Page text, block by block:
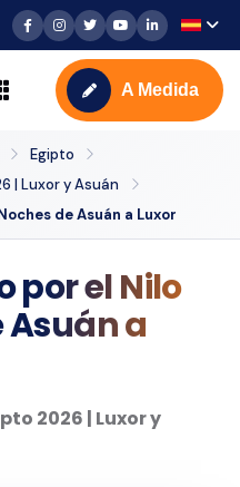
A Medida
Egipto
| Luxor y Asuán
de Asuán a Luxor
por el Nilo
Asuán a
2026 | Luxor y